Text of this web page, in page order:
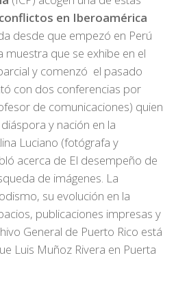
en Iberoamérica
desde que empezó en Perú
que se exhibe en el
y comenzó el pasado
con dos conferencias por
de comunicaciones) quien
y nación en la
Luciano (fotógrafa y
acerca de El desempeño de
de imágenes. La
su evolución en la
publicaciones impresas y
General de Puerto Rico está
Luis Muñoz Rivera en Puerta